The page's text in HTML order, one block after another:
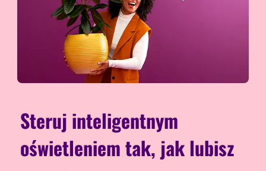
Steruj inteligentnym
oświetleniem tak, jak lubisz